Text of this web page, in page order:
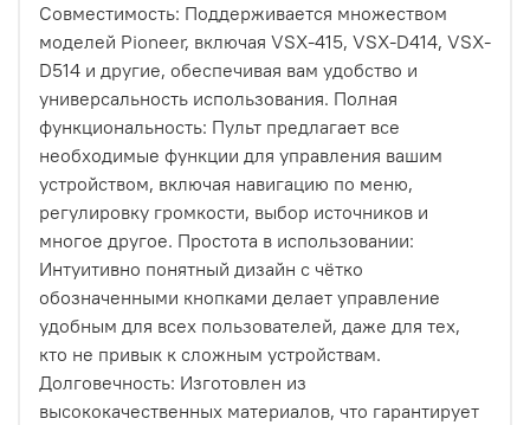
Совместимость: Поддерживается множеством
моделей Pioneer, включая VSX-415, VSX-D414, VSX-
D514 и другие, обеспечивая вам удобство и
универсальность использования. Полная
функциональность: Пульт предлагает все
необходимые функции для управления вашим
устройством, включая навигацию по меню,
регулировку громкости, выбор источников и
многое другое. Простота в использовании:
Интуитивно понятный дизайн с чётко
обозначенными кнопками делает управление
удобным для всех пользователей, даже для тех,
кто не привык к сложным устройствам.
Долговечность: Изготовлен из
высококачественных материалов, что гарантирует